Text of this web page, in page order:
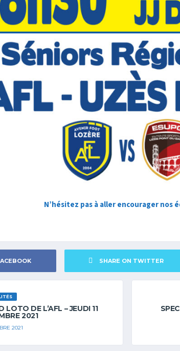
N’hésitez pas à aller encourager nos
SHARE ON TWITTER
LOTO DE L’AFL – JEUDI 11
2021
2021